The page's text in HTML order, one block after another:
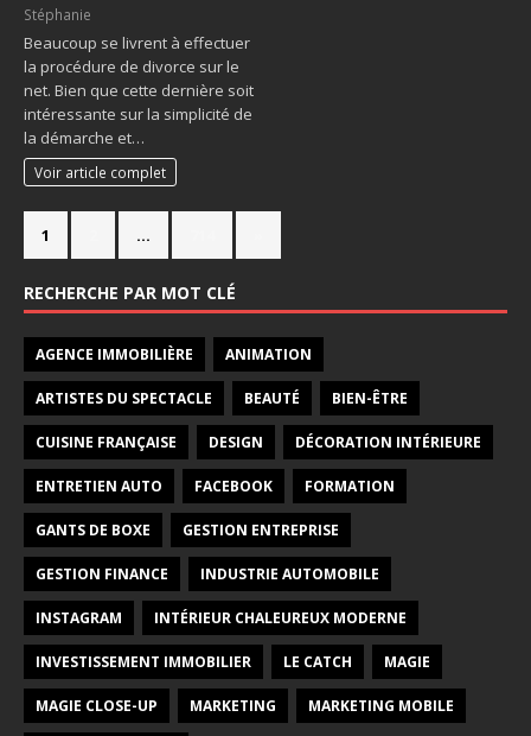
Stéphanie
Beaucoup se livrent à effectuer
la procédure de divorce sur le
net. Bien que cette dernière soit
intéressante sur la simplicité de
la démarche et…
Voir article complet
1 …
RECHERCHE PAR MOT CLÉ
AGENCE IMMOBILIÈRE ANIMATION
ARTISTES DU SPECTACLE BEAUTÉ BIEN-ÊTRE
CUISINE FRANÇAISE DESIGN DÉCORATION INTÉRIEURE
ENTRETIEN AUTO FACEBOOK FORMATION
GANTS DE BOXE GESTION ENTREPRISE
GESTION FINANCE INDUSTRIE AUTOMOBILE
INSTAGRAM INTÉRIEUR CHALEUREUX MODERNE
INVESTISSEMENT IMMOBILIER LE CATCH MAGIE
MAGIE CLOSE-UP MARKETING MARKETING MOBILE